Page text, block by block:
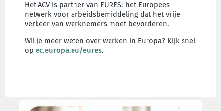
Het ACV is partner van EURES: het Europees
netwerk voor arbeidsbemiddeling dat het vrije
verkeer van werknemers moet bevorderen.
Wil je meer weten over werken in Europa? Kijk snel
op ec.europa.eu/eures.